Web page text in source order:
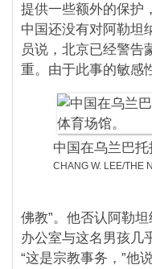
提供一些额外的保护
中国还没有对阿勒坦
员说，北京已经警告
重。由于此事的敏感
中国在乌兰巴
CHANG W. LEE/THE
佛教”。他否认阿勒
办公室与这名男孩几
“这是宗教事务，”他说